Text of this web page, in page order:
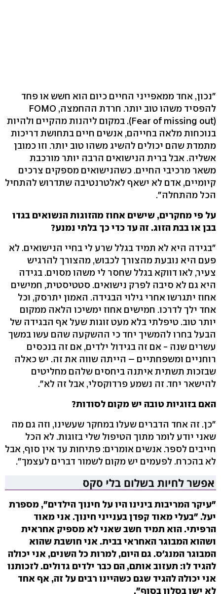
"נכון, אחד ממאפייני החיים כיום הוא חשש או פחד
להפסיד משהו טוב יותר. חרדת ההחמצה, FOMO
(Fear of missing out). במקום ליהנות מהקיים ולהיות
בנוכחות מלאה בחייהם, אנשים חיים בתחושת דריכות
מתמדת שהם יכולים להשיג משהו טוב יותר. וזו כמובן
אשליה. אבל ברית הנישואים הרבה יותר מורכבת
משאר מרכיבי החיים. כשהנישואים מספקים צרכים
קיומיים, אדם לא ישאף לאלטרנטיבה שתדרוש להתחיל
הכל מהתחלה".
על פי מחקרים, שישים אחוז מהזוגות הנשואים בגדו
בבן או בבת הזוג. זה עד כדי כך בלתי נמנע?
"בגידה היא לא תמיד בגלל שרע לי בחיי הנישואים. לא
פעם היא נובעת מהצורך לכבוש, מהצורך להרגיש
צעיר, לאו דווקא בגלל שחסר לי משהו מסוים. בגידה
היא גם לא סיבה לפרק נישואים. סטטיסטית, חמישים
אחוז יתגרשו אחרי גילוי הבגידה. האמון יתרסק, וכל
אחד ילך לדרכו. חמישים אחוז ימשיכו הלאה ממקום
יותר טוב. טיפלתי בלא מעט זוגות שעל אף הבגידה של
הבעל בחרו להמשיך יחד כי ההשקעה שהם עשו במשך
עשרים שנה - אם זה בגידול ילדים, אם זה בנכסים
רוחניים ומשפחתיים – הייתה שווה את זה. יש כאלה
שבזכות תשתית איתנה ביחסים שלהם מחליטים
להישאר יחד. זה נשמע פרדוקסלי, אבל זה לא".
האם בזוגיות טובה יש מקום לסודות?
"כן. זה אחד הדברים שעלו במחקר שעשינו, וזה גם מה
שאני יודע לומר מתוך הטיפול שלי בזוגות. לא הכל
חייבים לספר. אנשים אומרים: פתיחות עד אין סוף, אבל
לא בהכרח. לפעמים יש מקום לשמור דברים לעצמך".
"עיקר המריבות בינינו היו על חינוך הילדים", מספרת
יעל. "בעלי מאוד קפדן בענייני חינוך. אני מאוד
הרפיתי. הוא תמיד חשב שאני לא מספיק אחראית
ושהוא המבוגר האחראי בבית. אני חושבת שהוא
המבוגר המנג'ס. גם היום, למרות כל השנים, אני יכולה
להגיד לו: תעזוב אותם, הם כבר ילדים גדולים. לזכותנו
אני יכולה להגיד שגם כשהיינו רבים על זה, אף אחד
לא ישן בסלון בסוף".